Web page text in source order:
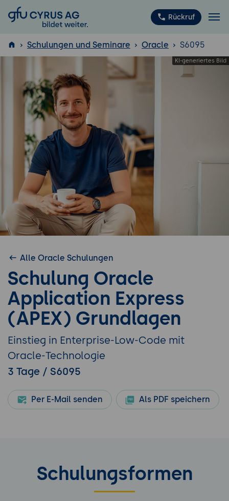
GFU Cyrus AG Rückruf
ISTQB
Schulungen und Seminare Oracle S6095
Alle Oracle Schulungen
Schulung Oracle
Application Express
(APEX) Grundlagen
Einstieg in Enterprise-Low-Code mit
Oracle-Technologie
3 Tage / S6095
Per E-Mail senden Als PDF speichern
Schulungsformen